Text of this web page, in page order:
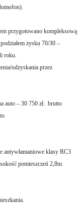
przygotowano kompleksową
zysku 70/30 –
roku.
odzyskania przez
auto – 30 750 zł. brutto
antywłamaniowe klasy RC3
pomieszczeń 2,8m